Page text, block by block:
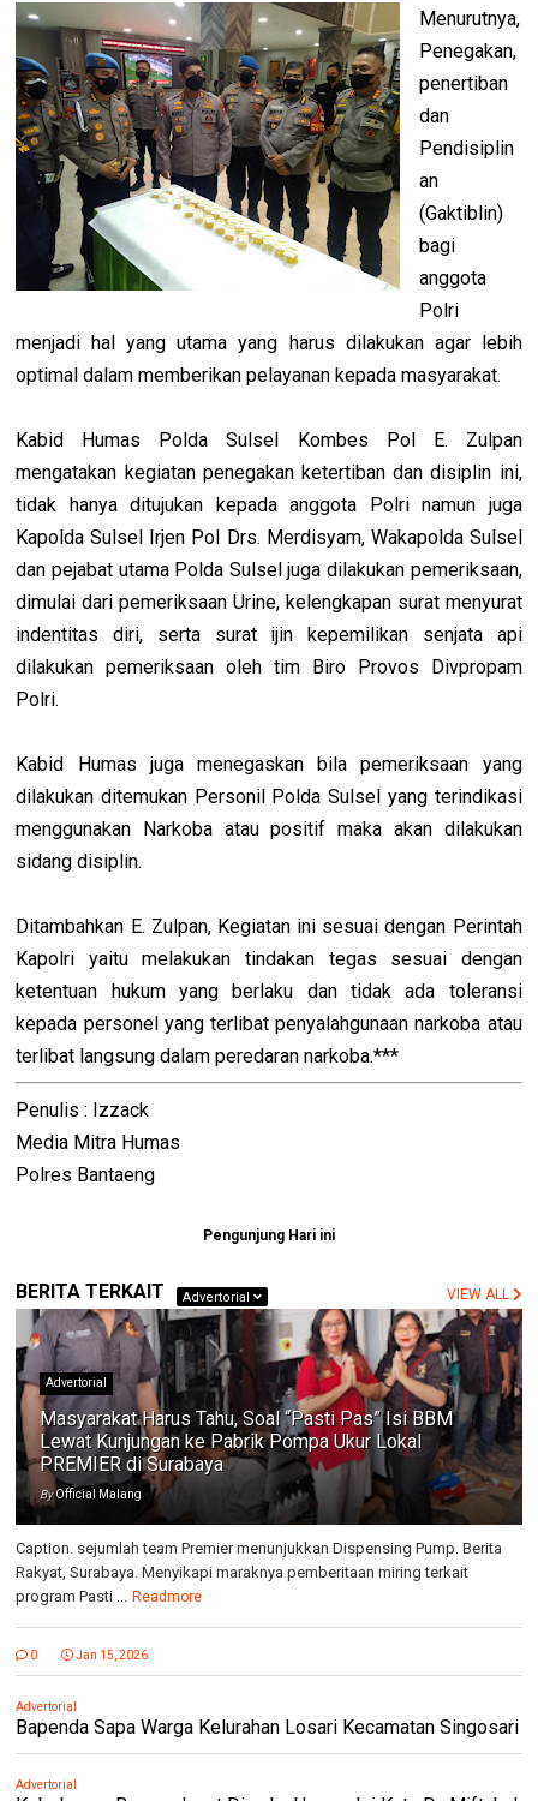
Menurutnya,
Penegakan,
penertiban
dan
Pendisiplin
an
(Gaktiblin)
bagi
anggota
Polri
menjadi hal yang utama yang harus dilakukan agar lebih
optimal dalam memberikan pelayanan kepada masyarakat.
Kabid Humas Polda Sulsel Kombes Pol E. Zulpan
mengatakan kegiatan penegakan ketertiban dan disiplin ini,
tidak hanya ditujukan kepada anggota Polri namun juga
Kapolda Sulsel Irjen Pol Drs. Merdisyam, Wakapolda Sulsel
dan pejabat utama Polda Sulsel juga dilakukan pemeriksaan,
dimulai dari pemeriksaan Urine, kelengkapan surat menyurat
indentitas diri, serta surat ijin kepemilikan senjata api
dilakukan pemeriksaan oleh tim Biro Provos Divpropam
Polri.
Kabid Humas juga menegaskan bila pemeriksaan yang
dilakukan ditemukan Personil Polda Sulsel yang terindikasi
menggunakan Narkoba atau positif maka akan dilakukan
sidang disiplin.
Ditambahkan E. Zulpan, Kegiatan ini sesuai dengan Perintah
Kapolri yaitu melakukan tindakan tegas sesuai dengan
ketentuan hukum yang berlaku dan tidak ada toleransi
kepada personel yang terlibat penyalahgunaan narkoba atau
terlibat langsung dalam peredaran narkoba.***
Penulis : Izzack
Media Mitra Humas
Polres Bantaeng
Pengunjung Hari ini
BERITA TERKAIT Advertorial VIEW ALL
Advertorial
Masyarakat Harus Tahu, Soal “Pasti Pas” Isi BBM
Lewat Kunjungan ke Pabrik Pompa Ukur Lokal
PREMIER di Surabaya
ByOfficial Malang
Caption. sejumlah team Premier menunjukkan Dispensing Pump. Berita
Rakyat, Surabaya. Menyikapi maraknya pemberitaan miring terkait
program Pasti ... Readmore
0 Jan 15, 2026
Advertorial
Bapenda Sapa Warga Kelurahan Losari Kecamatan Singosari
Advertorial